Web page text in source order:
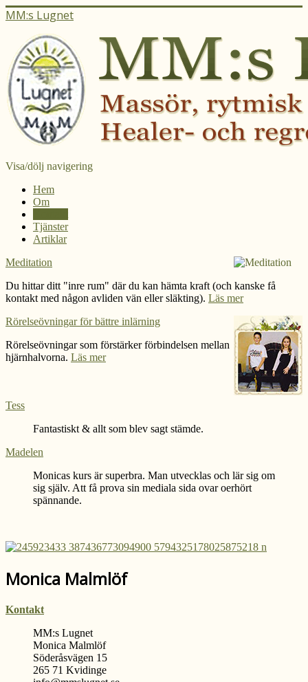
MM:s Lugnet
Visa/dölj navigering
Hem
Om
Tjänster
Artiklar
Meditation
Du hittar ditt "inre rum" där du kan hämta kraft (och kanske få
kontakt med någon avliden vän eller släkting). Läs mer
Rörelseövningar för bättre inlärning
Rörelseövningar som förstärker förbindelsen mellan
hjärnhalvorna. Läs mer
Tess
Fantastiskt & allt som blev sagt stämde.
Madelen
Monicas kurs är superbra. Man utvecklas och lär sig om
sig själv. Att få prova sin mediala sida ovar oerhört
spännande.
Monica Malmlöf
Kontakt
MM:s Lugnet
Monica Malmlöf
Söderåsvägen 15
265 71 Kvidinge